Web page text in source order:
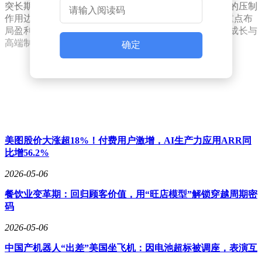
突长期化形成充分预期，原油价格高位运行对权益市场的压制
作用边际减弱。内部资金动向显示，5月机构投资者将重点布
局盈利增速超预期及行业景气度改善的细分领域，科技成长与
高端制造板块有望成为资金聚集地。
确定
美图股价大涨超18%！付费用户激增，AI生产力应用ARR同
比增56.2%
2026-05-06
餐饮业变革期：回归顾客价值，用“旺店模型”解锁穿越周期密
码
2026-05-06
中国产机器人“出差”美国坐飞机：因电池超标被调座，表演互